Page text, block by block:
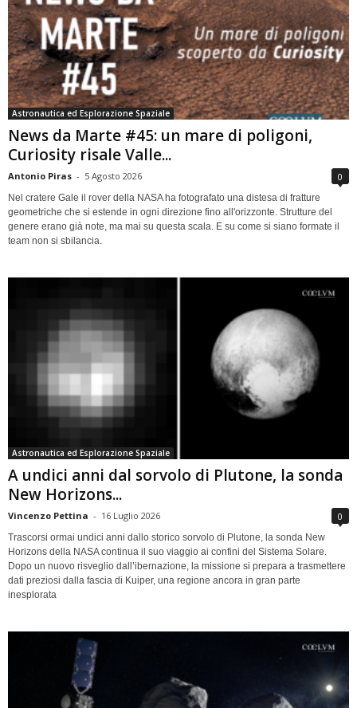
Astronautica ed Esplorazione Spaziale
News da Marte #45: un mare di poligoni,
Curiosity risale Valle...
Antonio Piras - 5 Agosto 2026 0
Nel cratere Gale il rover della NASA ha fotografato una distesa di fratture
geometriche che si estende in ogni direzione fino all'orizzonte. Strutture del
genere erano già note, ma mai su questa scala. E su come si siano formate il
team non si sbilancia.
Astronautica ed Esplorazione Spaziale
A undici anni dal sorvolo di Plutone, la sonda
New Horizons...
Vincenzo Pettina - 16 Luglio 2026 0
Trascorsi ormai undici anni dallo storico sorvolo di Plutone, la sonda New
Horizons della NASA continua il suo viaggio ai confini del Sistema Solare.
Dopo un nuovo risveglio dall’ibernazione, la missione si prepara a trasmettere
dati preziosi dalla fascia di Kuiper, una regione ancora in gran parte
inesplorata